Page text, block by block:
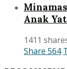
Anak
1411
Share 564